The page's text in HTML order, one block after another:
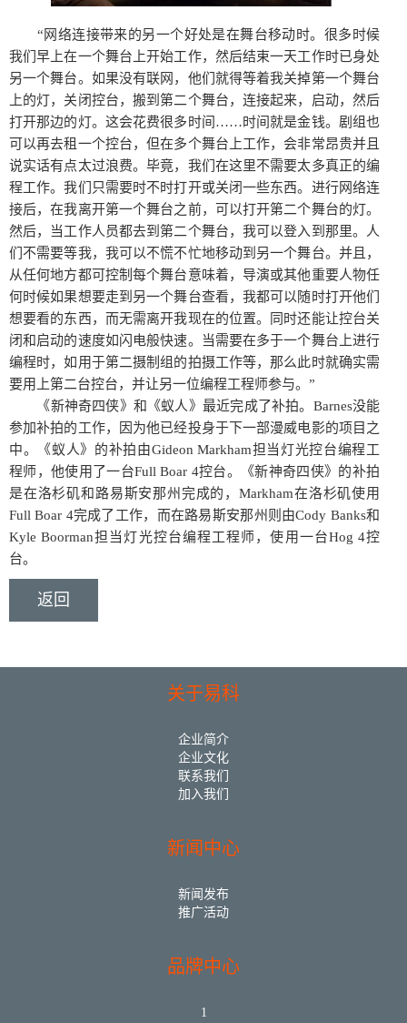
“网络连接带来的另一个好处是在舞台移动时。很多时候
我们早上在一个舞台上开始工作，然后结束一天工作时已身处
另一个舞台。如果没有联网，他们就得等着我关掉第一个舞台
上的灯，关闭控台，搬到第二个舞台，连接起来，启动，然后
打开那边的灯。这会花费很多时间……时间就是金钱。剧组也
可以再去租一个控台，但在多个舞台上工作，会非常昂贵并且
说实话有点太过浪费。毕竟，我们在这里不需要太多真正的编
程工作。我们只需要时不时打开或关闭一些东西。进行网络连
接后，在我离开第一个舞台之前，可以打开第二个舞台的灯。
然后，当工作人员都去到第二个舞台，我可以登入到那里。人
们不需要等我，我可以不慌不忙地移动到另一个舞台。并且，
从任何地方都可控制每个舞台意味着，导演或其他重要人物任
何时候如果想要走到另一个舞台查看，我都可以随时打开他们
想要看的东西，而无需离开我现在的位置。同时还能让控台关
闭和启动的速度如闪电般快速。当需要在多于一个舞台上进行
编程时，如用于第二摄制组的拍摄工作等，那么此时就确实需
要用上第二台控台，并让另一位编程工程师参与。”
《新神奇四侠》和《蚁人》最近完成了补拍。Barnes没能
参加补拍的工作，因为他已经投身于下一部漫威电影的项目之
中。《蚁人》的补拍由Gideon Markham担当灯光控台编程工
程师，他使用了一台Full Boar 4控台。《新神奇四侠》的补拍
是在洛杉矶和路易斯安那州完成的，Markham在洛杉矶使用
Full Boar 4完成了工作，而在路易斯安那州则由Cody Banks和
Kyle Boorman担当灯光控台编程工程师，使用一台Hog 4控
台。
返回
关于易科
企业简介
企业文化
联系我们
加入我们
新闻中心
新闻发布
推广活动
品牌中心
1